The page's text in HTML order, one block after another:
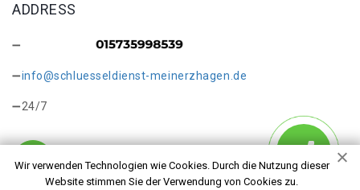
Wir verwenden Technologien wie Cookies. Durch die Nutzung dieser
Website stimmen Sie der Verwendung von Cookies zu.
ADDRESS
info@schluesseldienst-meinerzhagen.de
24/7